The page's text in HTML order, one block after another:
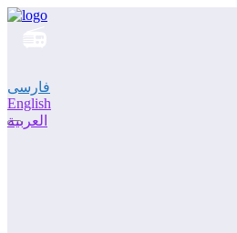
فارسی
English
العربية